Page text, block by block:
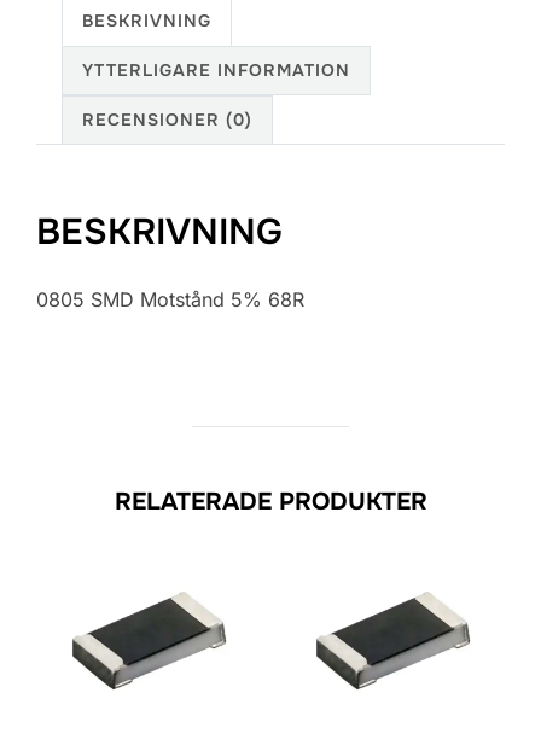
mängdBESKRIVNING
YTTERLIGARE INFORMATION
RECENSIONER (0)
BESKRIVNING
0805 SMD Motstånd 5% 68R
RELATERADE PRODUKTER